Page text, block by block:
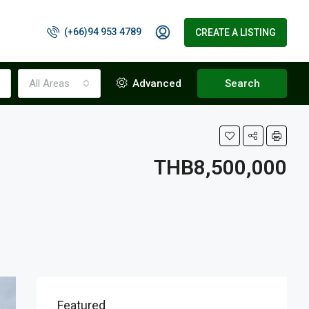
(+66)94 953 4789 CREATE A LISTING
All Areas Advanced Search
THB8,500,000
Featured